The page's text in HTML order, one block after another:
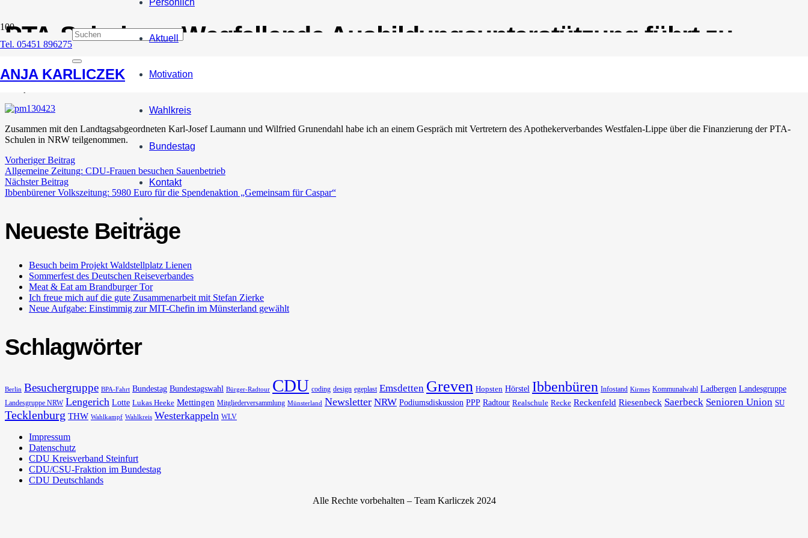
Tel. 05451 896275
ANJA KARLICZEK
Aktuell
Motivation
Wahlkreis
Bundestag
Kontakt
PTA-Schulen: „Wegfallende Ausbildungsunterstützung führt zu
großer Unsicherheit bei Schülern und Schulen!“
Zusammen mit den Landtagsabgeordneten Karl-Josef Laumann und Wilfried Grunendahl habe ich an einem Gespräch mit Vertretern des Apothekerverbandes Westfalen-Lippe über die Finanzierung der PTA-
Schulen in NRW teilgenommen.
Vorheriger Beitrag
Allgemeine Zeitung: CDU-Frauen besuchen Sauenbetrieb
Nächster Beitrag
Ibbenbürener Volkszeitung: 5980 Euro für die Spendenaktion „Gemeinsam für Caspar“
Neueste Beiträge
Besuch beim Projekt Waldstellplatz Lienen
Sommerfest des Deutschen Reiseverbandes
Meat & Eat am Brandburger Tor
Ich freue mich auf die gute Zusammenarbeit mit Stefan Zierke
Neue Aufgabe: Einstimmig zur MIT-Chefin im Münsterland gewählt
Schlagwörter
Berlin Besuchergruppe BPA-Fahrt Bundestag Bundestagswahl Bürger-Radtour CDU coding design egeplast Emsdetten Greven Hopsten Hörstel Ibbenbüren Infostand Kirmes Kommunalwahl Ladbergen Landesgruppe
Landesgruppe NRW Lengerich Lotte Lukas Heeke Mettingen Mitgliederversammlung Münsterland Newsletter NRW Podiumsdiskussion PPP Radtour Realschule Recke Reckenfeld Riesenbeck Saerbeck Senioren Union SU
Tecklenburg THW Wahlkampf Wahlkreis Westerkappeln WLV
Impressum
Datenschutz
CDU Kreisverband Steinfurt
CDU/CSU-Fraktion im Bundestag
CDU Deutschlands
Alle Rechte vorbehalten – Team Karliczek 2024